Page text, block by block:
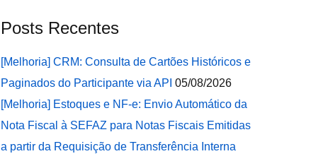
Posts Recentes
[Melhoria] CRM: Consulta de Cartões Históricos e
Paginados do Participante via API 05/08/2026
[Melhoria] Estoques e NF-e: Envio Automático da
Nota Fiscal à SEFAZ para Notas Fiscais Emitidas
a partir da Requisição de Transferência Interna